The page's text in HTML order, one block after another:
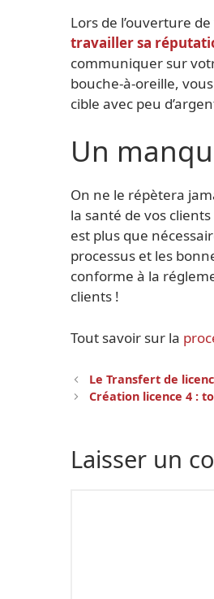
Lors de l’ouverture
travailler sa
communiquer sur
bouche-à-oreille,
cible avec peu
Un
On ne le répètera
la santé de vos
est plus que
processus et les
conforme à la
clients !
Tout savoir sur la
Navigation
des
Le Transfert de
Création licence 4 :
Laisser un